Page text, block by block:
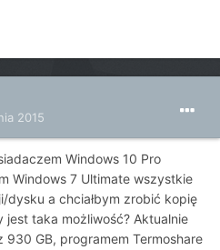
2015
Windows 10 Pro
Windows 7 Ultimate wszystkie
dysku a chciałbym zrobić kopię
taka możliwość? Aktualnie
GB, programem Termoshare